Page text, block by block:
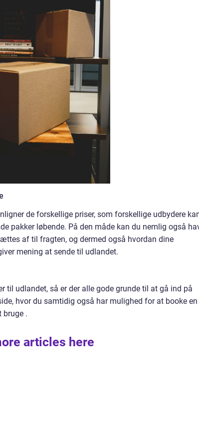
de forskellige priser, som forskellige udbydere
pakker løbende. På den måde kan du nemlig også
af til fragten, og dermed også hvordan dine
mening at sende til udlandet.
til udlandet, så er der alle gode grunde til at gå ind på
hvor du samtidig også har mulighed for at booke en
bruge .
articles here